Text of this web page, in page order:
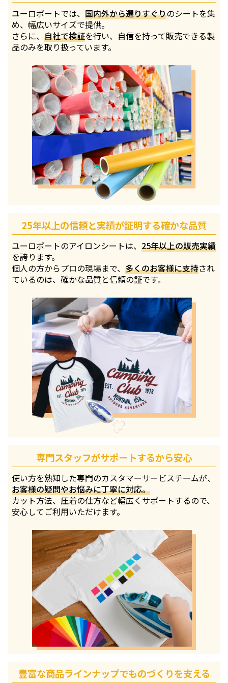
ユーロポートでは、国内外から選りすぐりのシートを集
め、幅広いサイズで提供。
さらに、自社で検証を行い、自信を持って販売できる製
品のみを取り扱っています。
25年以上の信頼と実績が証明する確かな品質
ユーロポートのアイロンシートは、25年以上の販売実績
を誇ります。
個人の方からプロの現場まで、多くのお客様に支持され
ているのは、確かな品質と信頼の証です。
専門スタッフがサポートするから安心
使い方を熟知した専門のカスタマーサービスチームが、
お客様の疑問やお悩みに丁寧に対応。
カット方法、圧着の仕方など幅広くサポートするので、
安心してご利用いただけます。
豊富な商品ラインナップでものづくりを支える